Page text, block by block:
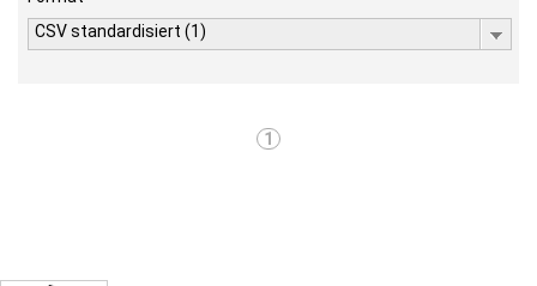
CSV standardisiert (1)
1